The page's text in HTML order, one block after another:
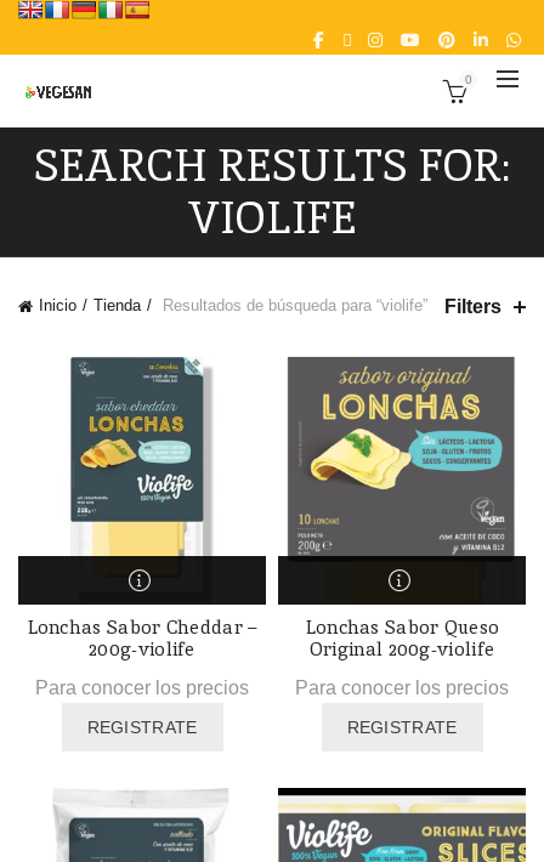
0
SEARCH RESULTS FOR:
VIOLIFE
Inicio Tienda Resultados de búsqueda para “violife” Filters
Lonchas Sabor Cheddar –
200g-violife
Para conocer los precios
REGISTRATE
Lonchas Sabor Queso
Original 200g-violife
Para conocer los precios
REGISTRATE